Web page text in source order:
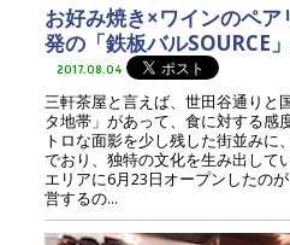
お好み焼き×ワインのペ
発の「鉄板バルSOURCE
2017.08.04
三軒茶屋と言えば、世田谷通りと
タ地帯」があって、食に対する感
トロな面影を少し残した街並みに
でおり、独特の文化を生み出して
エリアに6月23日オープンしたの
営するの...